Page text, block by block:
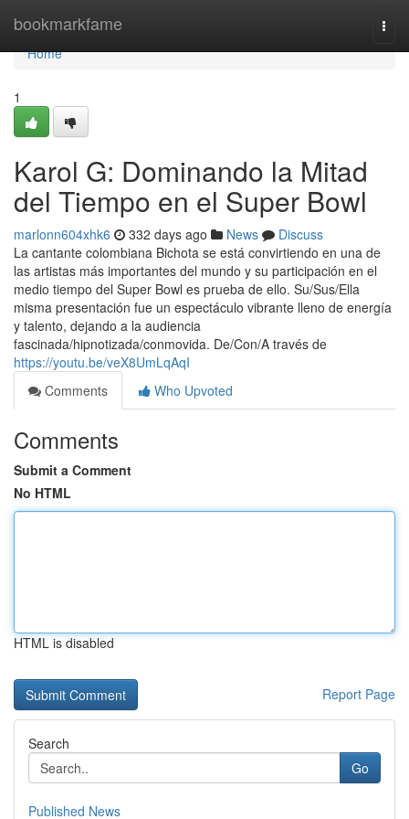
bookmarkfame
Home
Home
1
Karol G: Dominando la Mitad
del Tiempo en el Super Bowl
marlonn604xhk6 332 days ago News
Discuss
La cantante colombiana Bichota se está convirtiendo en una de
las artistas más importantes del mundo y su participación en el
medio tiempo del Super Bowl es prueba de ello. Su/Sus/Ella
misma presentación fue un espectáculo vibrante lleno de energía
y talento, dejando a la audiencia
fascinada/hipnotizada/conmovida. De/Con/A través de
https://youtu.be/veX8UmLqAqI
Comments
Who Upvoted
Comments
Submit a Comment
No HTML
HTML is disabled
Report Page
Search
Go
Published News